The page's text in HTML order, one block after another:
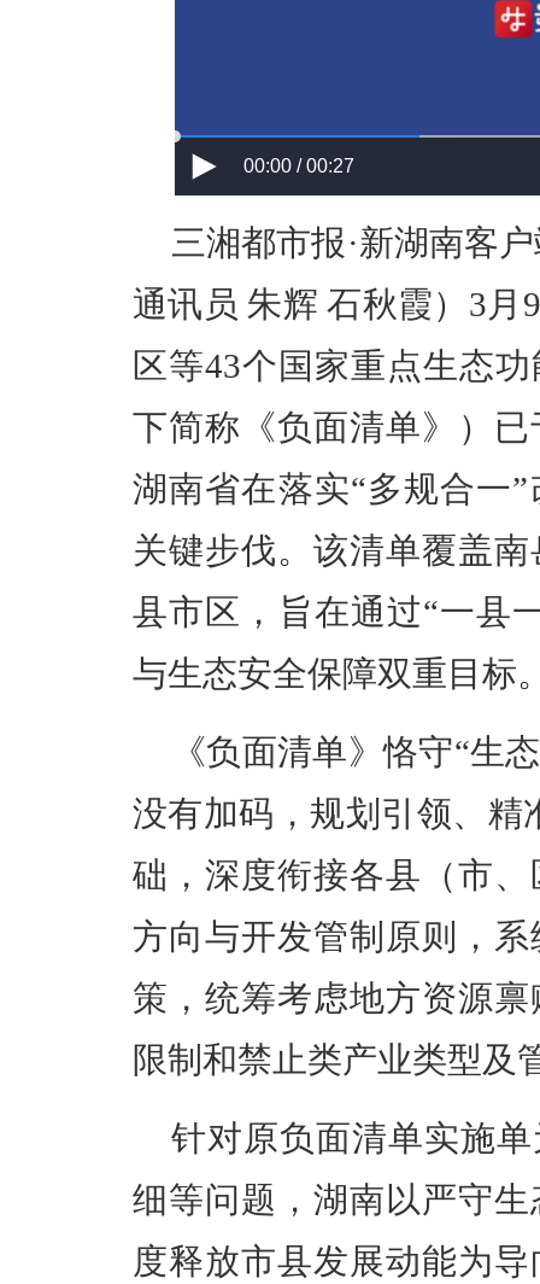
00:00 / 00:27
三湘都市报·新湖南客
通讯员 朱辉 石秋霞）3
区等43个国家重点生态
下简称《负面清单》）
湖南省在落实“多规合一
关键步伐。该清单覆盖
县市区，旨在通过“一县
与生态安全保障双重目标
《负面清单》恪守“生
没有加码，规划引领、精
础，深度衔接各县（市
方向与开发管制原则，
策，统筹考虑地方资源
限制和禁止类产业类型及
针对原负面清单实施
细等问题，湖南以严守
度释放市县发展动能为